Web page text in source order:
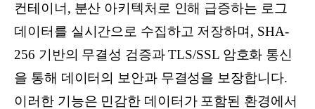
컨테이너, 분산 아키텍처로 인해 급증하는 로그
데이터를 실시간으로 수집하고 저장하며, SHA-
256 기반의 무결성 검증과 TLS/SSL 암호화 통신
을 통해 데이터의 보안과 무결성을 보장합니다.
이러한 기능은 민감한 데이터가 포함된 환경에서